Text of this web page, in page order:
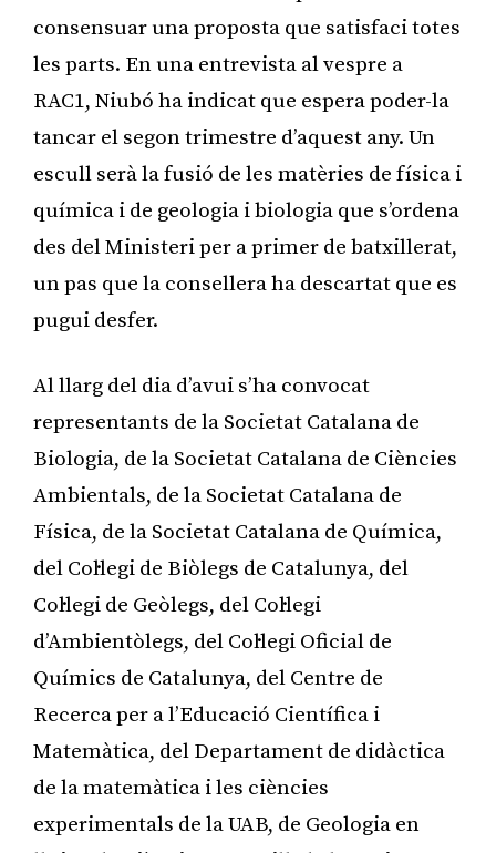
consensuar una proposta que satisfaci totes
les parts. En una entrevista al vespre a
RAC1, Niubó ha indicat que espera poder-la
tancar el segon trimestre d’aquest any. Un
escull serà la fusió de les matèries de física i
química i de geologia i biologia que s’ordena
des del Ministeri per a primer de batxillerat,
un pas que la consellera ha descartat que es
pugui desfer.
Al llarg del dia d’avui s’ha convocat
representants de la Societat Catalana de
Biologia, de la Societat Catalana de Ciències
Ambientals, de la Societat Catalana de
Física, de la Societat Catalana de Química,
del Col·legi de Biòlegs de Catalunya, del
Col·legi de Geòlegs, del Col·legi
d’Ambientòlegs, del Col·legi Oficial de
Químics de Catalunya, del Centre de
Recerca per a l’Educació Científica i
Matemàtica, del Departament de didàctica
de la matemàtica i les ciències
experimentals de la UAB, de Geologia en